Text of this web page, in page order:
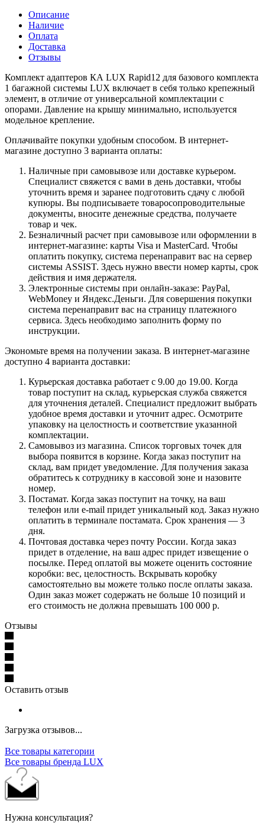
Описание
Наличие
Оплата
Доставка
Отзывы
Комплект адаптеров КА LUX Rapid12 для базового комплекта
1 багажной системы LUX включает в себя только крепежный
элемент, в отличие от универсальной комплектации с
опорами. Давление на крышу минимально, используется
модельное крепление.
Оплачивайте покупки удобным способом. В интернет-
магазине доступно 3 варианта оплаты:
Наличные при самовывозе или доставке курьером.
Специалист свяжется с вами в день доставки, чтобы
уточнить время и заранее подготовить сдачу с любой
купюры. Вы подписываете товаросопроводительные
документы, вносите денежные средства, получаете
товар и чек.
Безналичный расчет при самовывозе или оформлении в
интернет-магазине: карты Visa и MasterCard. Чтобы
оплатить покупку, система перенаправит вас на сервер
системы ASSIST. Здесь нужно ввести номер карты, срок
действия и имя держателя.
Электронные системы при онлайн-заказе: PayPal,
WebMoney и Яндекс.Деньги. Для совершения покупки
система перенаправит вас на страницу платежного
сервиса. Здесь необходимо заполнить форму по
инструкции.
Экономьте время на получении заказа. В интернет-магазине
доступно 4 варианта доставки:
Курьерская доставка работает с 9.00 до 19.00. Когда
товар поступит на склад, курьерская служба свяжется
для уточнения деталей. Специалист предложит выбрать
удобное время доставки и уточнит адрес. Осмотрите
упаковку на целостность и соответствие указанной
комплектации.
Самовывоз из магазина. Список торговых точек для
выбора появится в корзине. Когда заказ поступит на
склад, вам придет уведомление. Для получения заказа
обратитесь к сотруднику в кассовой зоне и назовите
номер.
Постамат. Когда заказ поступит на точку, на ваш
телефон или e-mail придет уникальный код. Заказ нужно
оплатить в терминале постамата. Срок хранения — 3
дня.
Почтовая доставка через почту России. Когда заказ
придет в отделение, на ваш адрес придет извещение о
посылке. Перед оплатой вы можете оценить состояние
коробки: вес, целостность. Вскрывать коробку
самостоятельно вы можете только после оплаты заказа.
Один заказ может содержать не больше 10 позиций и
его стоимость не должна превышать 100 000 р.
Отзывы
Оставить отзыв
Загрузка отзывов...
Все товары категории
Все товары бренда LUX
Нужна консультация?